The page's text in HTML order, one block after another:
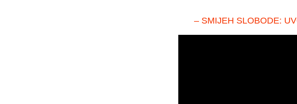
– SMIJEH SLOBODE: